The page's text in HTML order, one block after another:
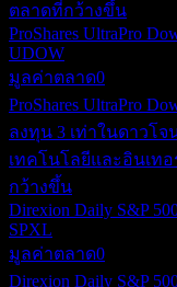
ตลาดที่กว้างขึ้น
ProShares UltraPro
UDOW
มูลค่าตลาด0
ProShares UltraPro
ลงทุน 3 เท่าในดาวโจ
เทคโนโลยีและอินเท
กว้างขึ้น
Direxion Daily S&P
SPXL
มูลค่าตลาด0
Direxion Daily S&P